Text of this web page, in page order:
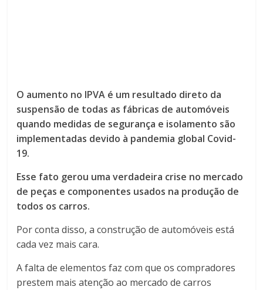
O aumento no IPVA é um resultado direto da
suspensão de todas as fábricas de automóveis
quando medidas de segurança e isolamento são
implementadas devido à pandemia global Covid-
19.
Esse fato gerou uma verdadeira crise no mercado
de peças e componentes usados ​​na produção de
todos os carros.
Por conta disso, a construção de automóveis está
cada vez mais cara.
A falta de elementos faz com que os compradores
prestem mais atenção ao mercado de carros